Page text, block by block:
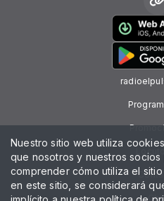
Nuestro sitio web utiliza
que nosotros y nuestros
comprender cómo utiliza el
en este sitio, se considerará